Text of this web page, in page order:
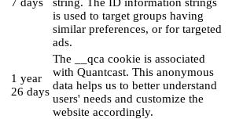
is used to target groups having
similar preferences, or for targeted
ads.
1 year
26 days
The __qca cookie is associated
with Quantcast. This anonymous
data helps us to better understand
users' needs and customize the
website accordingly.